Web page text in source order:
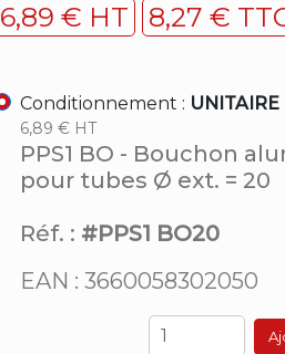
6,89 € HT 8,27 €
Conditionnement : UNITAIRE
6,89 € HT
PPS1 BO - Bouchon
pour tubes Ø ext. = 20
Réf. : #PPS1 BO20
EAN : 3660058302050